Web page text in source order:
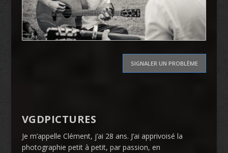
SIGNALER UN PROBLÈME
VGDPICTURES
Je m’appelle Clément, j’ai 28 ans. J’ai apprivoisé la
photographie petit à petit, par passion, en